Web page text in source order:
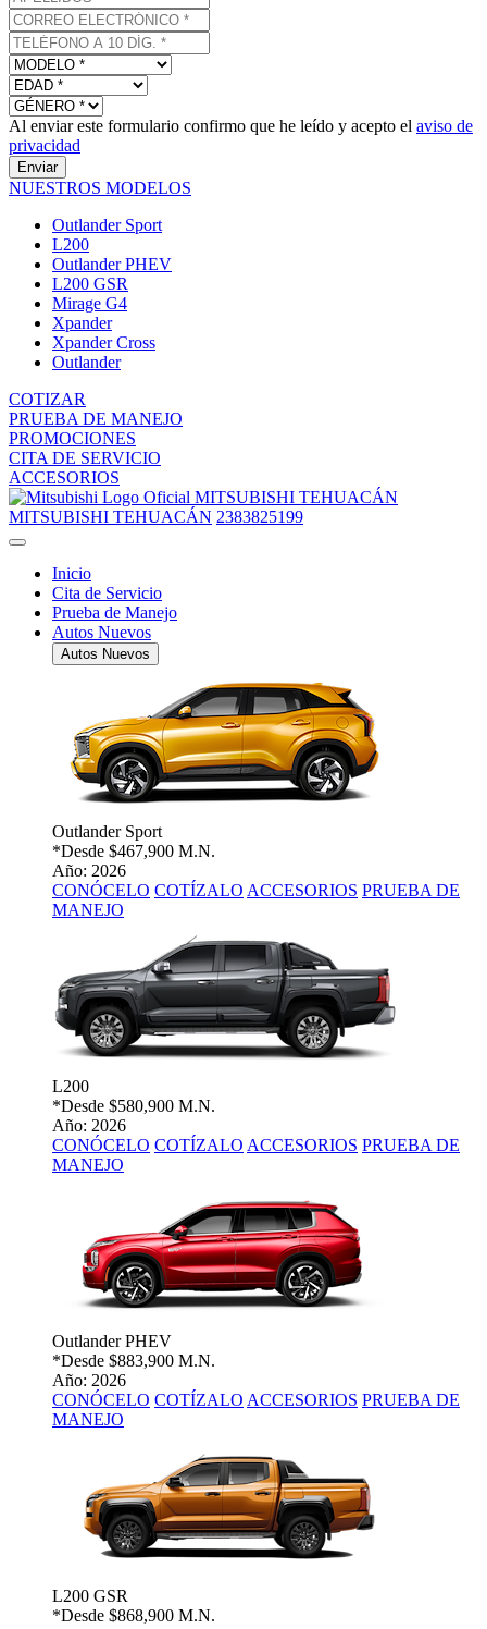
Al enviar este formulario confirmo que he leído y acepto el aviso de
privacidad
Enviar
NUESTROS MODELOS
Outlander Sport
L200
Outlander PHEV
L200 GSR
Mirage G4
Xpander
Xpander Cross
Outlander
COTIZAR
PRUEBA DE MANEJO
PROMOCIONES
CITA DE SERVICIO
ACCESORIOS
MITSUBISHI TEHUACÁN
MITSUBISHI TEHUACÁN 2383825199
Inicio
Cita de Servicio
Prueba de Manejo
Autos Nuevos
Autos Nuevos
Outlander Sport
*Desde $467,900 M.N.
Año: 2026
CONÓCELO COTÍZALO ACCESORIOS PRUEBA DE
MANEJO
L200
*Desde $580,900 M.N.
Año: 2026
CONÓCELO COTÍZALO ACCESORIOS PRUEBA DE
MANEJO
Outlander PHEV
*Desde $883,900 M.N.
Año: 2026
CONÓCELO COTÍZALO ACCESORIOS PRUEBA DE
MANEJO
L200 GSR
*Desde $868,900 M.N.